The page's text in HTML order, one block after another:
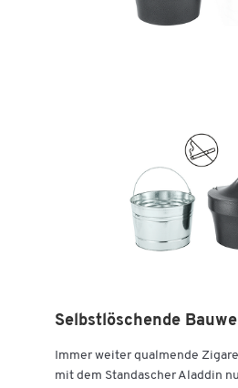
Selbstlöschende
Immer weiter qualmende
mit dem Standascher Aladdin